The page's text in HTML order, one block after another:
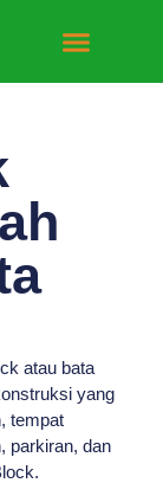
atau bata
yang
tempat
parkiran, dan